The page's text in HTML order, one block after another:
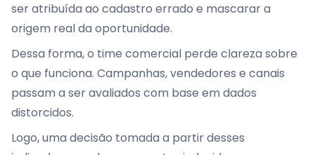
ser atribuída ao cadastro errado e mascarar a
origem real da oportunidade.
Dessa forma, o time comercial perde clareza sobre
o que funciona. Campanhas, vendedores e canais
passam a ser avaliados com base em dados
distorcidos.
Logo, uma decisão tomada a partir desses